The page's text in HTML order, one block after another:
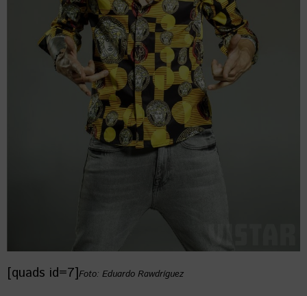
[quads id=7]Foto: Eduardo Rawdríguez